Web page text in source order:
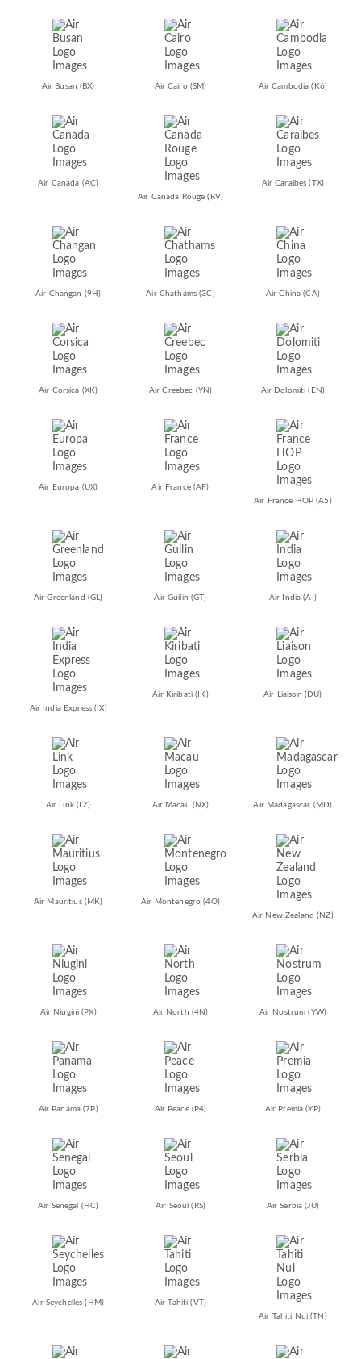
Air Busan(BX) Air Cairo (SM) Air Cambodia(K6)
Air Canada (AC)
Air Canada Rouge(RV)
Air Caraibes(TX)
Air Changan (9H) Air Chathams(3C) Air China(CA)
Air Corsica (XK) Air Creebec (YN) Air Dolomiti(EN)
Air Europa (UX) Air France (AF)
Air France HOP(A5)
Air Greenland (GL) Air Guilin (GT) Air India(AI)
Air India Express(IX)
Air Kiribati(IK) Air Liaison (DU)
Air Link(LZ) Air Macau (NX) Air Madagascar (MD)
Air Mauritius (MK) Air Montenegro(4O)
Air New Zealand(NZ)
Air Niugini(PX) Air North (4N) Air Nostrum(YW)
Air Panama(7P) Air Peace (P4) Air Premia(YP)
Air Senegal (HC) Air Seoul(RS) Air Serbia(JU)
Air Seychelles(HM) Air Tahiti(VT)
Air Tahiti Nui(TN)